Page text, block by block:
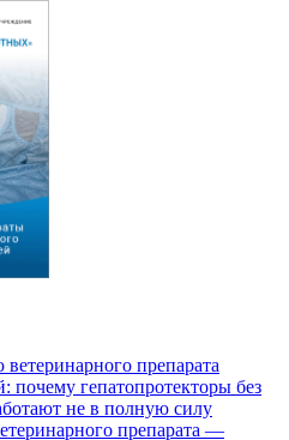
препарата
гепатопротекторы без
не в полную силу
препарата —